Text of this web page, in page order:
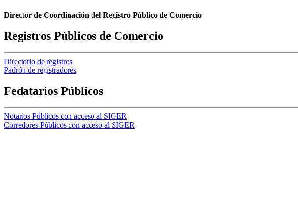
Director de Coordinación del Registro Público de Comercio
Registros Públicos de Comercio
Directorio de registros
Padrón de registradores
Fedatarios Públicos
Notarios Públicos con acceso al SIGER
Corredores Públicos con acceso al SIGER